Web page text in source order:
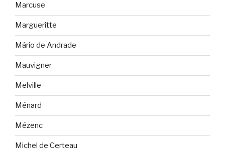
Marcuse
Margueritte
Mário de Andrade
Mauvigner
Melville
Ménard
Mézenc
Michel de Certeau